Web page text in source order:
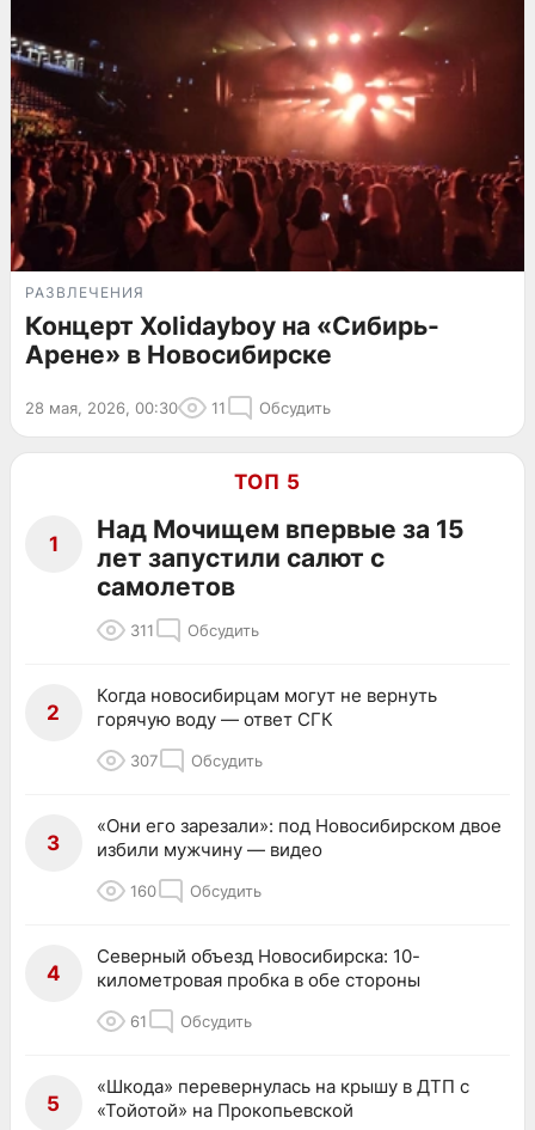
РАЗВЛЕЧЕНИЯ
Концерт Xolidayboy на «Сибирь-
Арене» в Новосибирске
28 мая, 2026, 00:30 11 Обсудить
ТОП 5
1
Над Мочищем впервые за 15
лет запустили салют с
самолетов
311 Обсудить
2
Когда новосибирцам могут не вернуть
горячую воду — ответ СГК
307 Обсудить
3
«Они его зарезали»: под Новосибирском двое
избили мужчину — видео
160 Обсудить
4
Северный объезд Новосибирска: 10-
километровая пробка в обе стороны
61 Обсудить
5
«Шкода» перевернулась на крышу в ДТП с
«Тойотой» на Прокопьевской